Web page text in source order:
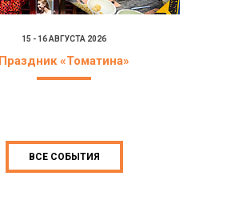
15 - 16 АВГУСТА 2026
Праздник «Томатина»
ВСЕ СОБЫТИЯ